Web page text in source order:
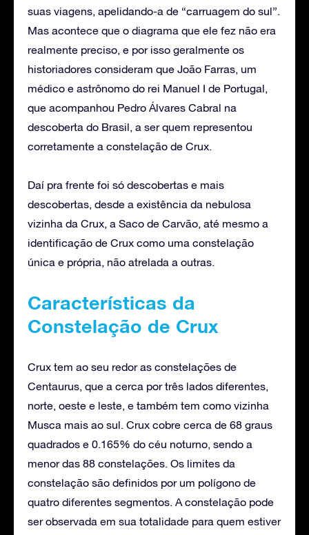
suas viagens, apelidando-a de “carruagem do sul”.
Mas acontece que o diagrama que ele fez não era
realmente preciso, e por isso geralmente os
historiadores consideram que João Farras, um
médico e astrônomo do rei Manuel I de Portugal,
que acompanhou Pedro Álvares Cabral na
descoberta do Brasil, a ser quem representou
corretamente a constelação de Crux.
Daí pra frente foi só descobertas e mais
descobertas, desde a existência da nebulosa
vizinha da Crux, a Saco de Carvão, até mesmo a
identificação de Crux como uma constelação
única e própria, não atrelada a outras.
Características da
Constelação de Crux
Crux tem ao seu redor as constelações de
Centaurus, que a cerca por três lados diferentes,
norte, oeste e leste, e também tem como vizinha
Musca mais ao sul. Crux cobre cerca de 68 graus
quadrados e 0.165% do céu noturno, sendo a
menor das 88 constelações. Os limites da
constelação são definidos por um polígono de
quatro diferentes segmentos. A constelação pode
ser observada em sua totalidade para quem estiver